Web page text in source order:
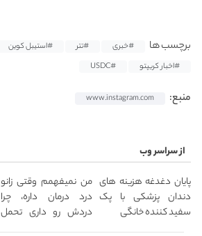
برچسب ها #خبری #تتر #استیبل کوین
#اخبار کریپتو
#USDC
منبع: www.instagram.com
از سراسر وب
پایان دغدغه هزینه های
دندان پزشکی با پک
سفید کننده خانگی
من نمیفهمم وقتی زانو
درد درمان داره، چرا
دردش رو داری تحمل
میکنی؟❗